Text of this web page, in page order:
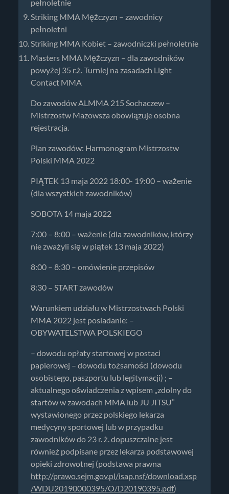
pełnoletnie
Striking MMA Mężczyzn – zawodnicy
pełnoletni
Striking MMA Kobiet – zawodniczki pełnoletnie
Masters MMA Mężczyzn – dla zawodników
powyżej 35 r.ż. Turniej na zasadach Light
Contact MMA
Do zawodów ALMMA 215 Sochaczew –
Mistrzostw Mazowsza obowiązuje osobna
rejestracja.
Plan zawodów: Harmonogram Mistrzostw
Polski MMA 2022
PIĄTEK 13 maja 2022 18:00- 19:00 – ważenie
(dla wszystkich zawodników)
SOBOTA 14 maja 2022
7:00 – 8:00 – ważenie (dla zawodników, którzy
nie zważyli się w piątek 13 maja 2022)
8:00 – 8:30 – omówienie przepisów
8:30 – START zawodów
Warunkiem udziału w Mistrzostwach Polski
MMA 2022 jest posiadanie: –
OBYWATELSTWA POLSKIEGO
– dowodu opłaty startowej w postaci
papierowej – dowodu tożsamości (dowodu
osobistego, paszportu lub legitymacji) ; –
aktualnego oświadczenia z wpisem „zdolny do
startów w zawodach MMA lub JU JITSU”
wystawionego przez polskiego lekarza
medycyny sportowej lub w przypadku
zawodników do 23 r. ż. dopuszczalne jest
również podpisane przez lekarza podstawowej
opieki zdrowotnej (podstawa prawna
http://prawo.sejm.gov.pl/isap.nsf/download.xsp
/WDU20190000395/O/D20190395.pdf)